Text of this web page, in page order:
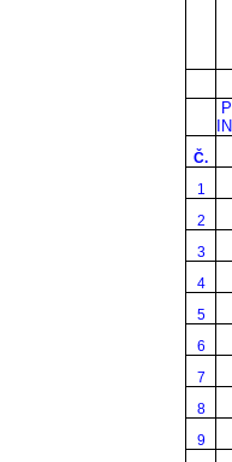
Č.
1
2
3
4
5
6
7
8
9